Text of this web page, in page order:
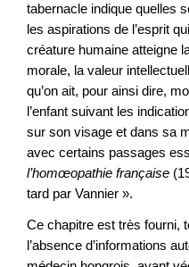
tabernacle indique quelles
les aspirations de l’esprit
créature humaine atteigne
morale, la valeur
qu’on ait, pour ainsi dire,
l’enfant suivant les
sur son visage et dans sa
avec certains passages
l’homœopathie française
tard par Vannier ».
Ce chapitre est très fourni,
l’absence d’informations